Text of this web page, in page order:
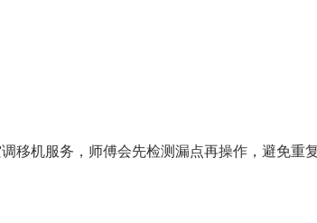
移机服务，师傅会先检测漏点再操作，避免重